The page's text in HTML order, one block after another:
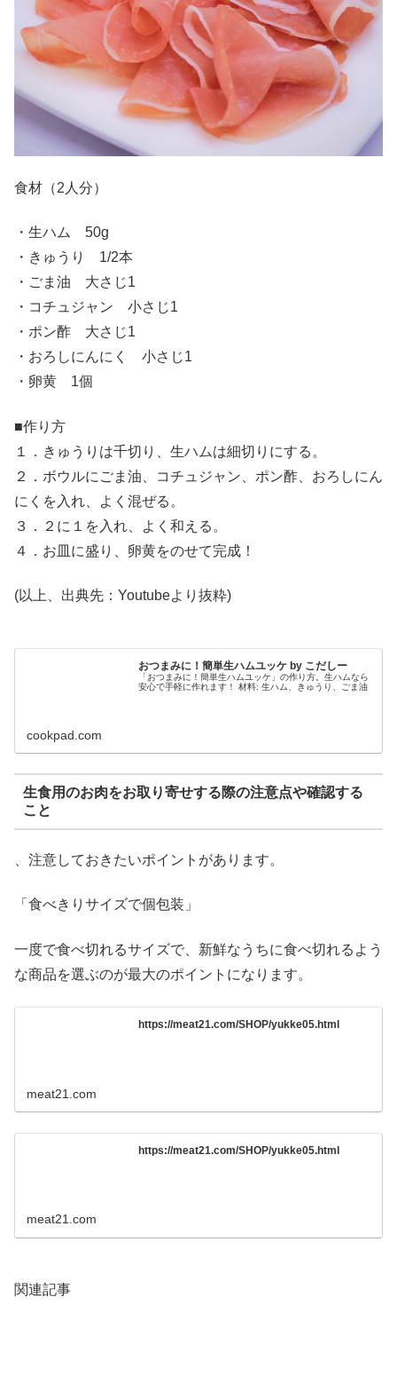
食材（2人分）
・生ハム 50g
・きゅうり 1/2本
・ごま油 大さじ1
・コチュジャン 小さじ1
・ポン酢 大さじ1
・おろしにんにく 小さじ1
・卵黄 1個
■作り方
１．きゅうりは千切り、生ハムは細切りにする。
２．ボウルにごま油、コチュジャン、ポン酢、おろしにん
にくを入れ、よく混ぜる。
３．２に１を入れ、よく和える。
４．お皿に盛り、卵黄をのせて完成！
(以上、出典先：Youtubeより抜粋)
おつまみに！簡単生ハムユッケ by こだしー
「おつまみに！簡単生ハムユッケ」の作り方。生ハムなら
安心で手軽に作れます！ 材料: 生ハム、きゅうり、ごま油
cookpad.com
生食用のお肉をお取り寄せする際の注意点や確認する
こと
、注意しておきたいポイントがあります。
「食べきりサイズで個包装」
一度で食べ切れるサイズで、新鮮なうちに食べ切れるよう
な商品を選ぶのが最大のポイントになります。
https://meat21.com/SHOP/yukke05.html
meat21.com
https://meat21.com/SHOP/yukke05.html
meat21.com
関連記事